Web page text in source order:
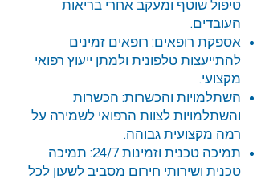
טיפול שוטף ומעקב אחרי בריאות
העובדים.
אספקת רופאים: רופאים זמינים
להתייעצות טלפונית ולמתן ייעוץ רפואי
מקצועי.
השתלמויות והכשרות: הכשרות
והשתלמויות לצוות הרפואי לשמירה על
רמה מקצועית גבוהה.
תמיכה טכנית וזמינות 24/7: תמיכה
טכנית ושירותי חירום מסביב לשעון לכל